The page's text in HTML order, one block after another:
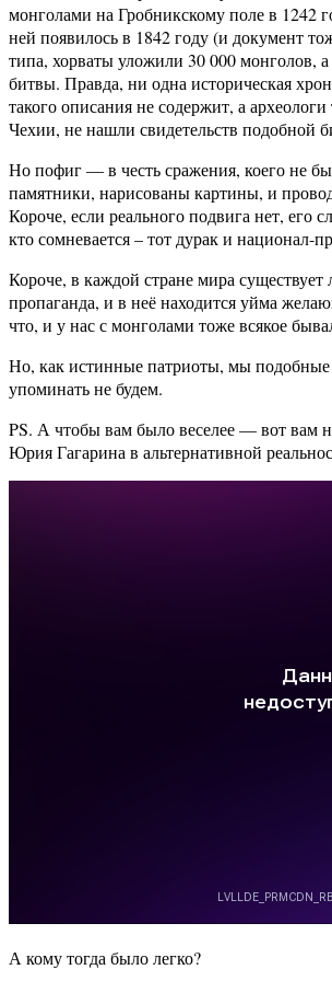
монголами на Гробникскому поле в 1242
ней появилось в 1842 году (и документ
типа, хорваты уложили 30 000 монголов,
битвы. Правда, ни одна историческая
такого описания не содержит, а
Чехии, не нашли свидетельств подобной
Но пофиг — в честь сражения, коего не
памятники, нарисованы картины, и
Короче, если реального подвига нет, его
кто сомневается – тот дурак и национал-
Короче, в каждой стране мира существует
пропаганда, и в неё находится уйма
что, и у нас с монголами тоже всякое
Но, как истинные патриоты, мы подобные
упоминать не будем.
PS. А чтобы вам было веселее — вот вам
Юрия Гагарина в альтернативной
А кому тогда было легко?